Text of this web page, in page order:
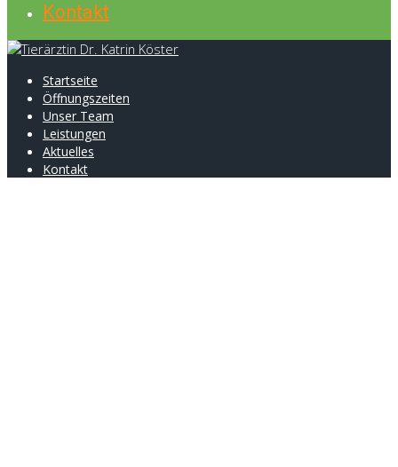
Kontakt
Startseite
Öffnungszeiten
Unser Team
Leistungen
Aktuelles
Kontakt